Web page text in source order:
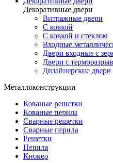
Декоративные двери
Витражные двери
С ковкой
С ковкой и стеклом
Входные
Двери входные с
Двери с
Дизайнерские двери
Металлоконструкции
Кованые решетки
Кованые перила
Сварные решетки
Сварные перила
Решетки
Перила
Кнокер